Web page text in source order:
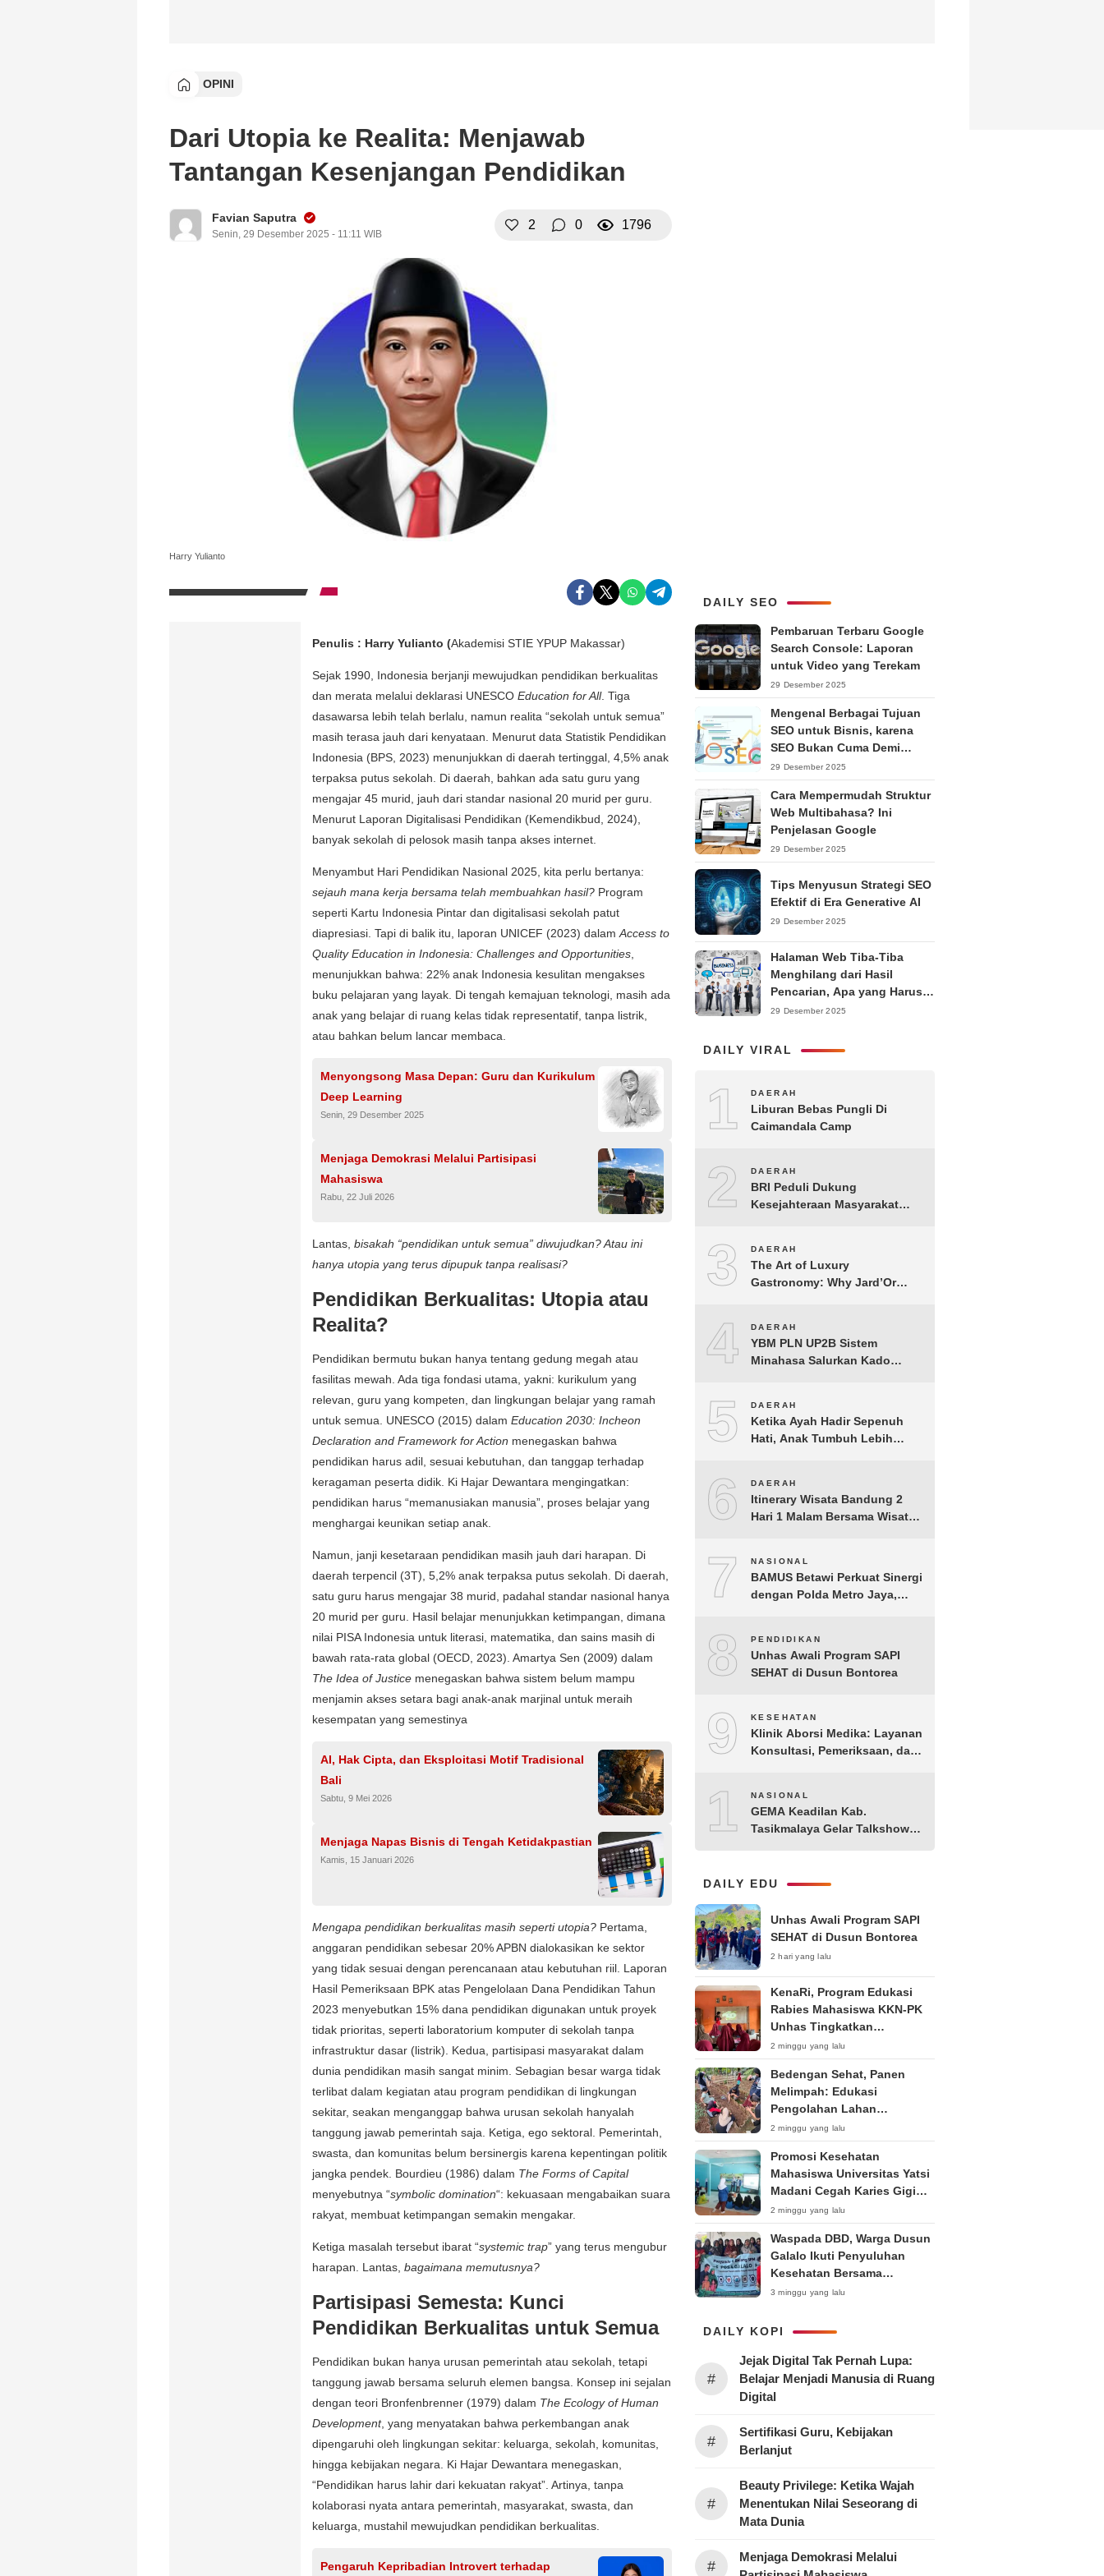
OPINI
Dari Utopia ke Realita: Menjawab
Tantangan Kesenjangan Pendidikan
Favian Saputra
Senin, 29 Desember 2025 - 11:11 WIB
2 0 1796
Harry Yulianto
Penulis : Harry Yulianto (Akademisi STIE YPUP Makassar)
Sejak 1990, Indonesia berjanji mewujudkan pendidikan berkualitas
dan merata melalui deklarasi UNESCO Education for All. Tiga
dasawarsa lebih telah berlalu, namun realita “sekolah untuk semua”
masih terasa jauh dari kenyataan. Menurut data Statistik Pendidikan
Indonesia (BPS, 2023) menunjukkan di daerah tertinggal, 4,5% anak
terpaksa putus sekolah. Di daerah, bahkan ada satu guru yang
mengajar 45 murid, jauh dari standar nasional 20 murid per guru.
Menurut Laporan Digitalisasi Pendidikan (Kemendikbud, 2024),
banyak sekolah di pelosok masih tanpa akses internet.
Menyambut Hari Pendidikan Nasional 2025, kita perlu bertanya:
sejauh mana kerja bersama telah membuahkan hasil? Program
seperti Kartu Indonesia Pintar dan digitalisasi sekolah patut
diapresiasi. Tapi di balik itu, laporan UNICEF (2023) dalam Access to
Quality Education in Indonesia: Challenges and Opportunities
menunjukkan bahwa: 22% anak Indonesia kesulitan mengakses
buku pelajaran yang layak. Di tengah kemajuan teknologi, masih ada
anak yang belajar di ruang kelas tidak representatif, tanpa listrik,
atau bahkan belum lancar membaca.
Menyongsong Masa Depan: Guru dan Kurikulum
Deep Learning
Senin, 29 Desember 2025
Menjaga Demokrasi Melalui Partisipasi
Mahasiswa
Rabu, 22 Juli 2026
Lantas, bisakah “pendidikan untuk semua” diwujudkan? Atau ini
hanya utopia yang terus dipupuk tanpa realisasi?
Pendidikan Berkualitas: Utopia atau
Realita?
Pendidikan bermutu bukan hanya tentang gedung megah atau
fasilitas mewah. Ada tiga fondasi utama, yakni: kurikulum yang
relevan, guru yang kompeten, dan lingkungan belajar yang ramah
untuk semua. UNESCO (2015) dalam Education 2030: Incheon
Declaration and Framework for Action menegaskan bahwa
pendidikan harus adil, sesuai kebutuhan, dan tanggap terhadap
keragaman peserta didik. Ki Hajar Dewantara mengingatkan:
pendidikan harus “memanusiakan manusia”, proses belajar yang
menghargai keunikan setiap anak.
Namun, janji kesetaraan pendidikan masih jauh dari harapan. Di
daerah terpencil (3T), 5,2% anak terpaksa putus sekolah. Di daerah,
satu guru harus mengajar 38 murid, padahal standar nasional hanya
20 murid per guru. Hasil belajar menunjukkan ketimpangan, dimana
nilai PISA Indonesia untuk literasi, matematika, dan sains masih di
bawah rata-rata global (OECD, 2023). Amartya Sen (2009) dalam
The Idea of Justice menegaskan bahwa sistem belum mampu
menjamin akses setara bagi anak-anak marjinal untuk meraih
kesempatan yang semestinya
AI, Hak Cipta, dan Eksploitasi Motif Tradisional
Bali
Sabtu, 9 Mei 2026
Menjaga Napas Bisnis di Tengah Ketidakpastian
Kamis, 15 Januari 2026
Mengapa pendidikan berkualitas masih seperti utopia? Pertama,
anggaran pendidikan sebesar 20% APBN dialokasikan ke sektor
yang tidak sesuai dengan perencanaan atau kebutuhan riil. Laporan
Hasil Pemeriksaan BPK atas Pengelolaan Dana Pendidikan Tahun
2023 menyebutkan 15% dana pendidikan digunakan untuk proyek
tidak prioritas, seperti laboratorium komputer di sekolah tanpa
infrastruktur dasar (listrik). Kedua, partisipasi masyarakat dalam
dunia pendidikan masih sangat minim. Sebagian besar warga tidak
terlibat dalam kegiatan atau program pendidikan di lingkungan
sekitar, seakan menganggap bahwa urusan sekolah hanyalah
tanggung jawab pemerintah saja. Ketiga, ego sektoral. Pemerintah,
swasta, dan komunitas belum bersinergis karena kepentingan politik
jangka pendek. Bourdieu (1986) dalam The Forms of Capital
menyebutnya “symbolic domination“: kekuasaan mengabaikan suara
rakyat, membuat ketimpangan semakin mengakar.
Ketiga masalah tersebut ibarat “systemic trap” yang terus mengubur
harapan. Lantas, bagaimana memutusnya?
Partisipasi Semesta: Kunci
Pendidikan Berkualitas untuk Semua
Pendidikan bukan hanya urusan pemerintah atau sekolah, tetapi
tanggung jawab bersama seluruh elemen bangsa. Konsep ini sejalan
dengan teori Bronfenbrenner (1979) dalam The Ecology of Human
Development, yang menyatakan bahwa perkembangan anak
dipengaruhi oleh lingkungan sekitar: keluarga, sekolah, komunitas,
hingga kebijakan negara. Ki Hajar Dewantara menegaskan,
“Pendidikan harus lahir dari kekuatan rakyat”. Artinya, tanpa
kolaborasi nyata antara pemerintah, masyarakat, swasta, dan
keluarga, mustahil mewujudkan pendidikan berkualitas.
Pengaruh Kepribadian Introvert terhadap
DAILY SEO
Pembaruan Terbaru Google
Search Console: Laporan
untuk Video yang Terekam
29 Desember 2025
Mengenal Berbagai Tujuan
SEO untuk Bisnis, karena
SEO Bukan Cuma Demi
Ranking
29 Desember 2025
Cara Mempermudah Struktur
Web Multibahasa? Ini
Penjelasan Google
29 Desember 2025
Tips Menyusun Strategi SEO
Efektif di Era Generative AI
29 Desember 2025
Halaman Web Tiba-Tiba
Menghilang dari Hasil
Pencarian, Apa yang Harus
Dilakukan?
29 Desember 2025
DAILY VIRAL
1 DAERAH
Liburan Bebas Pungli Di
Caimandala Camp
2 DAERAH
BRI Peduli Dukung
Kesejahteraan Masyarakat
3 DAERAH
The Art of Luxury
Gastronomy: Why Jard’Or
4 DAERAH
YBM PLN UP2B Sistem
Minahasa Salurkan Kado
Tomohon
5 DAERAH
Ketika Ayah Hadir Sepenuh
Hati, Anak Tumbuh Lebih
6 DAERAH
Itinerary Wisata Bandung 2
Hari 1 Malam Bersama Wisata
7 NASIONAL
BAMUS Betawi Perkuat Sinergi
dengan Polda Metro Jaya,
Kondusif Jelang HUT ke-81
Republik Indonesia
8 PENDIDIKAN
Unhas Awali Program SAPI
SEHAT di Dusun Bontorea
9 KESEHATAN
Klinik Aborsi Medika: Layanan
Konsultasi, Pemeriksaan, dan
10NASIONAL
GEMA Keadilan Kab.
Tasikmalaya Gelar Talkshow
Negara di Era Post-Truth”
DAILY EDU
Unhas Awali Program SAPI
SEHAT di Dusun Bontorea
2 hari yang lalu
KenaRi, Program Edukasi
Rabies Mahasiswa KKN-PK
Unhas Tingkatkan
Kesadaran Siswa SD Negeri 4
Maccorawalie
2 minggu yang lalu
Bedengan Sehat, Panen
Melimpah: Edukasi
Pengolahan Lahan
Bedengan Organik bagi KWT
dan Ibu PKK RT 04 RW 01
Kelurahan Pakintelan
2 minggu yang lalu
Promosi Kesehatan
Mahasiswa Universitas Yatsi
Madani Cegah Karies Gigi
Anak
2 minggu yang lalu
Waspada DBD, Warga Dusun
Galalo Ikuti Penyuluhan
Kesehatan Bersama
Mahasiswa Pemberdayaan
Surabaya 2026
3 minggu yang lalu
DAILY KOPI
#
Jejak Digital Tak Pernah Lupa:
Belajar Menjadi Manusia di Ruang
Digital
#
Sertifikasi Guru, Kebijakan
Berlanjut
#
Beauty Privilege: Ketika Wajah
Menentukan Nilai Seseorang di
Mata Dunia
#
Menjaga Demokrasi Melalui